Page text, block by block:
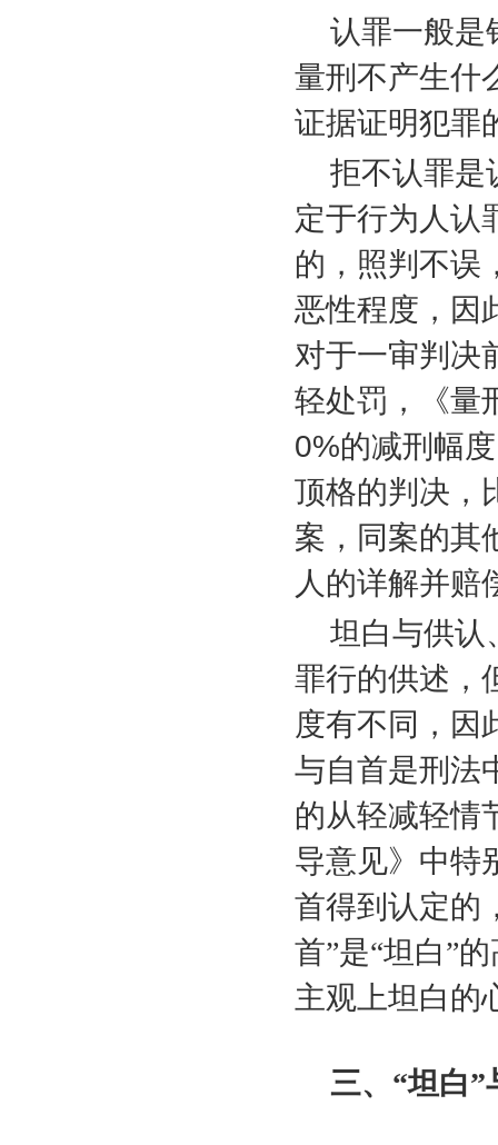
认罪一般是
量刑不产生什
证据证明犯罪
拒不认罪是
定于行为人认
的，照判不误
恶性程度，因
对于一审判决
轻处罚，《量
0%的减刑幅
顶格的判决，
案，同案的其
人的详解并赔
坦白与供认
罪行的供述，
度有不同，因
与自首是刑法
的从轻减轻情
导意见》中特
首得到认定的
首”是“坦白”
主观上坦白的
三、“坦白